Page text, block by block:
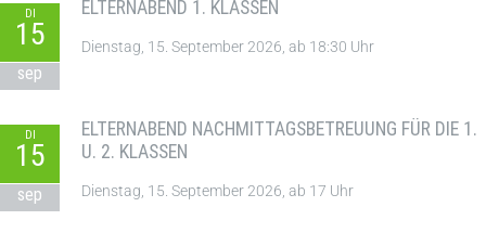
DI
15
sep
ELTERNABEND 1. KLASSEN
Dienstag, 15. September 2026, ab 18:30 Uhr
DI
15
sep
ELTERNABEND NACHMITTAGSBETREUUNG FÜR DIE 1.
U. 2. KLASSEN
Dienstag, 15. September 2026, ab 17 Uhr